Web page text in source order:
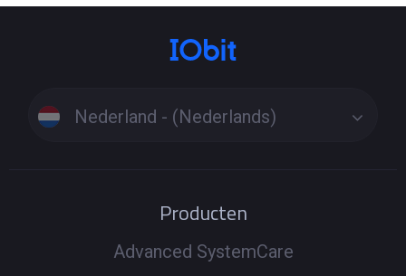
Nederland - (Nederlands)
Producten
Advanced SystemCare